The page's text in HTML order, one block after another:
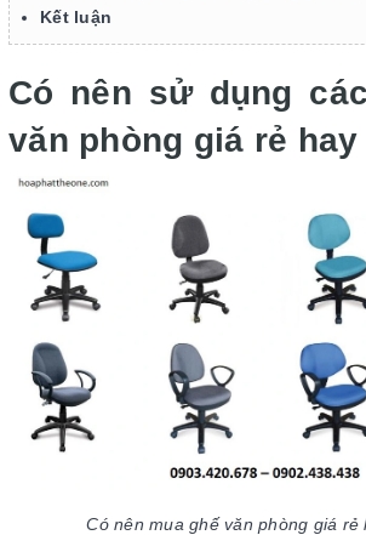
Kết luận
Có nên sử dụng
văn phòng giá rẻ
Có nên mua ghế văn phòng giá rẻ